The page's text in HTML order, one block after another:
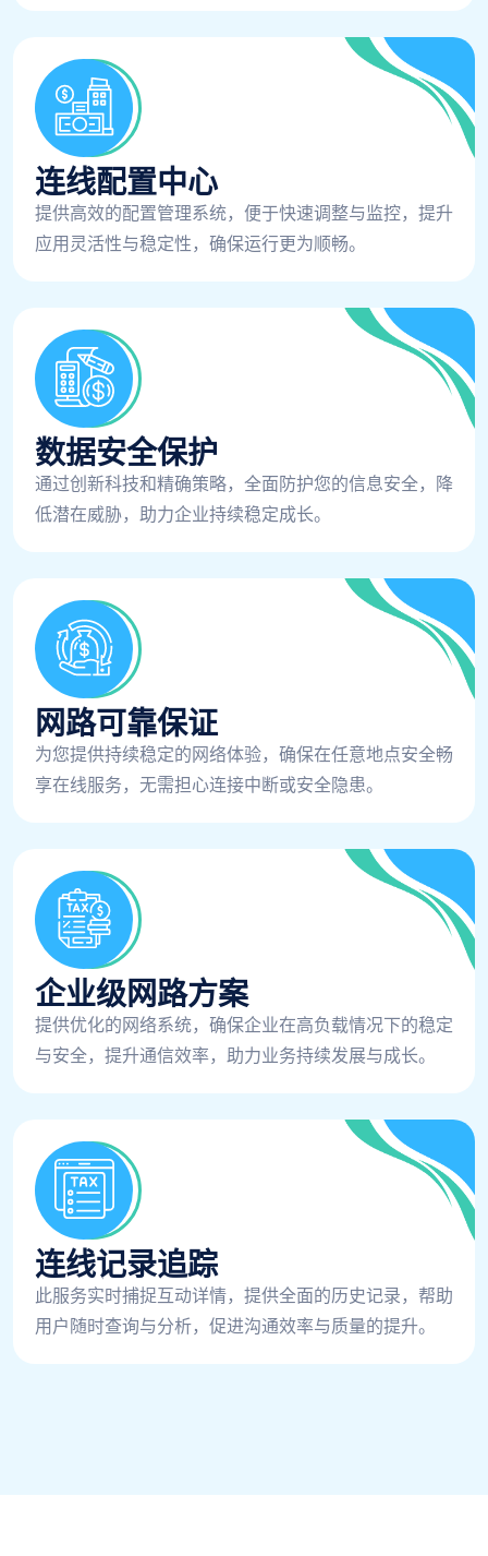
连线配置中心
提供高效的配置管理系统，便于快速调整与监控，提升
应用灵活性与稳定性，确保运行更为顺畅。
数据安全保护
通过创新科技和精确策略，全面防护您的信息安全，降
低潜在威胁，助力企业持续稳定成长。
网路可靠保证
为您提供持续稳定的网络体验，确保在任意地点安全畅
享在线服务，无需担心连接中断或安全隐患。
企业级网路方案
提供优化的网络系统，确保企业在高负载情况下的稳定
与安全，提升通信效率，助力业务持续发展与成长。
连线记录追踪
此服务实时捕捉互动详情，提供全面的历史记录，帮助
用户随时查询与分析，促进沟通效率与质量的提升。